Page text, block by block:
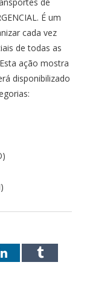
É um
cada vez
de todas as
ação mostra
disponibilizado
LinkedInTumblr